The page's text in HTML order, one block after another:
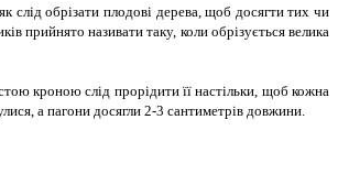
слід обрізати плодові дерева, щоб досягти тих чи
прийнято називати таку, коли обрізується велика
кроною слід прорідити її настільки, щоб кожна
а пагони досягли 2-3 сантиметрів довжини.